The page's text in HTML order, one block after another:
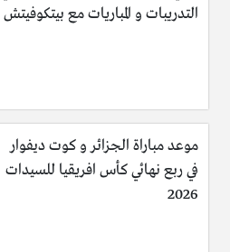
التدريبات و المباريات مع بيتكوفيتش
موعد مباراة الجزائر و كوت ديفوار
في ربع نهائي كأس افريقيا للسيدات
2026